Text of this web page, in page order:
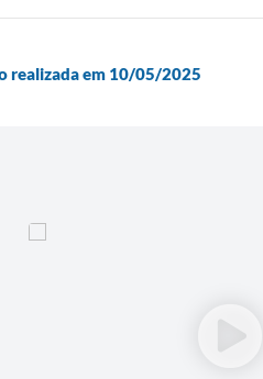
realizada em 10/05/2025